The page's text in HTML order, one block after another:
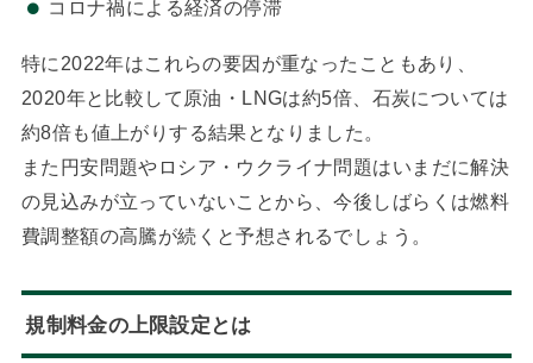
コロナ禍による経済の停滞
特に2022年はこれらの要因が重なったこともあり、
2020年と比較して原油・LNGは約5倍、石炭については
約8倍も値上がりする結果となりました。
また円安問題やロシア・ウクライナ問題はいまだに解決
の見込みが立っていないことから、今後しばらくは燃料
費調整額の高騰が続くと予想されるでしょう。
規制料金の上限設定とは